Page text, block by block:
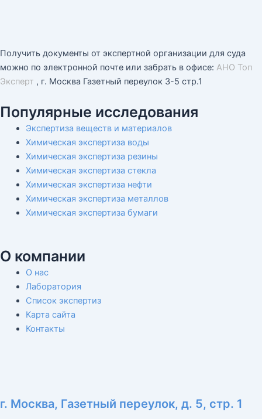
Получить документы от экспертной организации для суда
можно по электронной почте или забрать в офисе: АНО Топ
Эксперт , г. Москва Газетный переулок 3-5 стр.1
Популярные исследования
Экспертиза веществ и материалов
Химическая экспертиза воды
Химическая экспертиза резины
Химическая экспертиза стекла
Химическая экспертиза нефти
Химическая экспертиза металлов
Химическая экспертиза бумаги
О компании
О нас
Лаборатория
Список экспертиз
Карта сайта
Контакты
г. Москва, Газетный переулок, д. 5, стр. 1